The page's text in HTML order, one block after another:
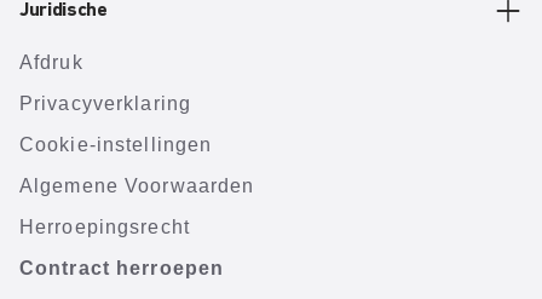
Juridische
Afdruk
Privacyverklaring
Cookie-instellingen
Algemene Voorwaarden
Herroepingsrecht
Contract herroepen